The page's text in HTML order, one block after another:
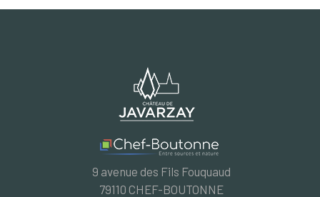
9 avenue des Fils Fouquaud
79110 CHEF-BOUTONNE